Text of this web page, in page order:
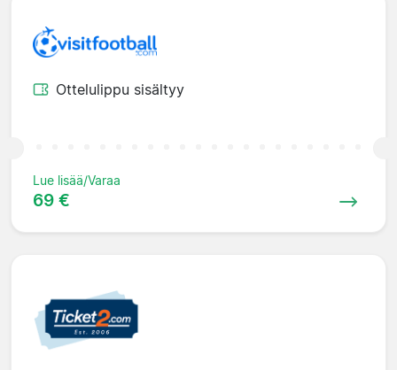
Ottelulippu sisältyy
Lue lisää/Varaa
69 €